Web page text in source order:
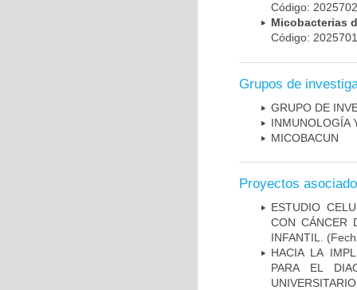
Código:
Micobacterias
Código:
Grupos de
GRUPO DE
INMUNOLOGÍA
MICOBAC­UN
Proyectos
ESTUDIO
CON CÁNCER
INFANTIL.
HACIA LA
PARA EL